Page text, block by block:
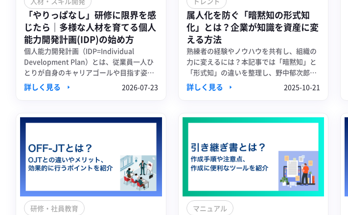
「やりっぱなし」研修に限界を感
じたら｜多様な人材を育てる個人
能力開発計画(IDP)の始め方
個人能力開発計画（IDP=Individual
Development Plan）とは、従業員一人ひ
とりが自身のキャリアゴールや目指す姿を
明確にし、そこに到達するために必要なス
キル・知識・経験を、いつ・どのように習
ント、またはロードマップのことです。
詳しく見る 2026-07-23
属人化を防ぐ「暗黙知の形式知
化」とは？企業が知識を資産に変
える方法
熟練者の経験やノウハウを共有し、組織の
力に変えるには？本記事では「暗黙知」と
「形式知」の違いを整理し、野中郁次郎氏
のナレッジマネジメント理論と、実践に役
立つツールを紹介します。
詳しく見る 2025-10-21
研修・社員教育 マニュアル